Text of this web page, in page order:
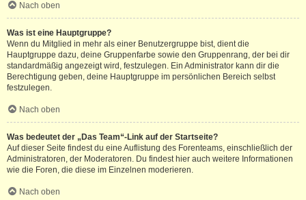
Nach oben
Was ist eine Hauptgruppe?
Wenn du Mitglied in mehr als einer Benutzergruppe bist, dient die
Hauptgruppe dazu, deine Gruppenfarbe sowie den Gruppenrang, der bei dir
standardmäßig angezeigt wird, festzulegen. Ein Administrator kann dir die
Berechtigung geben, deine Hauptgruppe im persönlichen Bereich selbst
festzulegen.
Nach oben
Was bedeutet der „Das Team“-Link auf der Startseite?
Auf dieser Seite findest du eine Auflistung des Forenteams, einschließlich der
Administratoren, der Moderatoren. Du findest hier auch weitere Informationen
wie die Foren, die diese im Einzelnen moderieren.
Nach oben